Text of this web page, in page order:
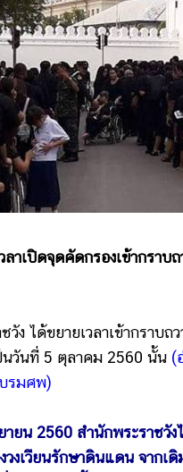
เปิดจุดคัดกรองเข้ากราบ
ได้ขยายเวลาเข้ากราบถ
วันที่ 5 ตุลาคม 2560 นั้น (
รมศพ)
ยน 2560 สำนักพระราชวั
งเวียนรักษาดินแดน จากเ